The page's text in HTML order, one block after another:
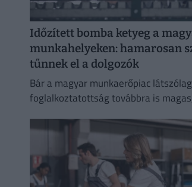
Időzített bomba ketyeg a
munkahelyeken: hamarosan
tűnnek el a dolgozók
Bár a magyar munkaerőpiac
foglalkoztatottság továbbra is
mértékben.